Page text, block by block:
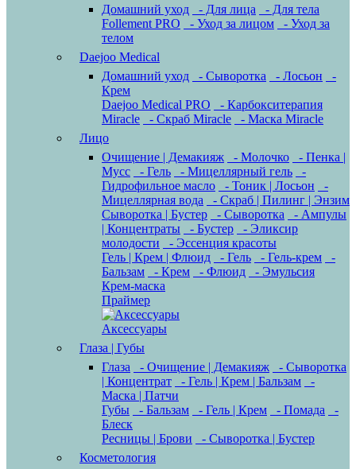
Домашний уход
- Для лица
- Для тела
Follement PRO
- Уход за лицом
- Уход за
телом
Daejoo Medical
Домашний уход
- Сыворотка - Лосьон
-
Крем
Daejoo Medical PRO
- Карбокситерапия
Miracle
- Скраб Miracle
- Маска Miracle
Лицо
Очищение | Демакияж
- Молочко
- Пенка |
Мусс
- Гель - Мицеллярный гель
-
Гидрофильное масло
- Тоник | Лосьон
-
Мицеллярная вода
- Скраб | Пилинг | Энзим
Сыворотка | Бустер
- Сыворотка
- Ампулы
| Концентраты
- Бустер
- Эликсир
молодости
- Эссенция красоты
Гель | Крем | Флюид
- Гель - Гель-крем
-
Бальзам
- Крем - Флюид
- Эмульсия
Крем-маска
Праймер
Аксессуары
Глаза | Губы
Глаза
- Очищение | Демакияж
- Сыворотка
| Концентрат
- Гель | Крем | Бальзам
-
Маска | Патчи
Губы
- Бальзам - Гель | Крем - Помада
-
Блеск
Ресницы | Брови
- Сыворотка | Бустер
Косметология